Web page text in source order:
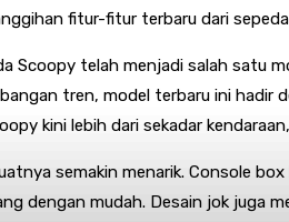
fitur-fitur terbaru dari
Scoopy telah menjadi salah satu
tren, model terbaru ini
kini lebih dari sekadar
semakin menarik. Console
dengan mudah. Desain jok